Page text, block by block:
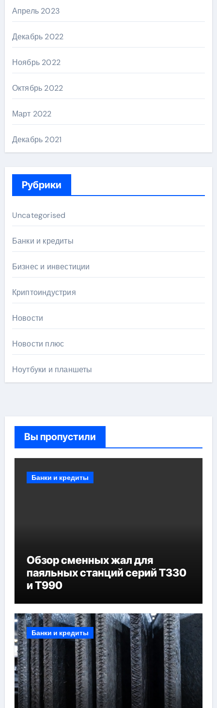
Апрель 2023
Декабрь 2022
Ноябрь 2022
Октябрь 2022
Март 2022
Декабрь 2021
Рубрики
Uncategorised
Банки и кредиты
Бизнес и инвестиции
Криптоиндустрия
Новости
Новости плюс
Ноутбуки и планшеты
Вы пропустили
Банки и кредиты
Обзор сменных жал для
паяльных станций серий T330
и T990
Банки и кредиты